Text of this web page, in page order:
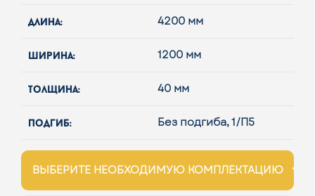
длина: 4200 мм
ширина: 1200 мм
толщина: 40 мм
подгиб: Без подгиба, 1/П5
ВЫБЕРИТЕ НЕОБХОДИМУЮ КОМПЛЕКТАЦИЮ